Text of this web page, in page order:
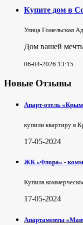
Купите дом в
Улица Гомельская
Дом вашей
06-04-2026 13:15
Новые Отзывы
Апарт-отель
купили квартиру в
17-05-2024
ЖК «Флора» -
Купила
17-05-2024
Апартаменты